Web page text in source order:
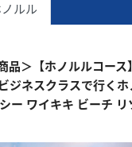
ルル
品＞【ホノルルコース
ジネスクラスで行くホ
ー ワイキキ ビーチ